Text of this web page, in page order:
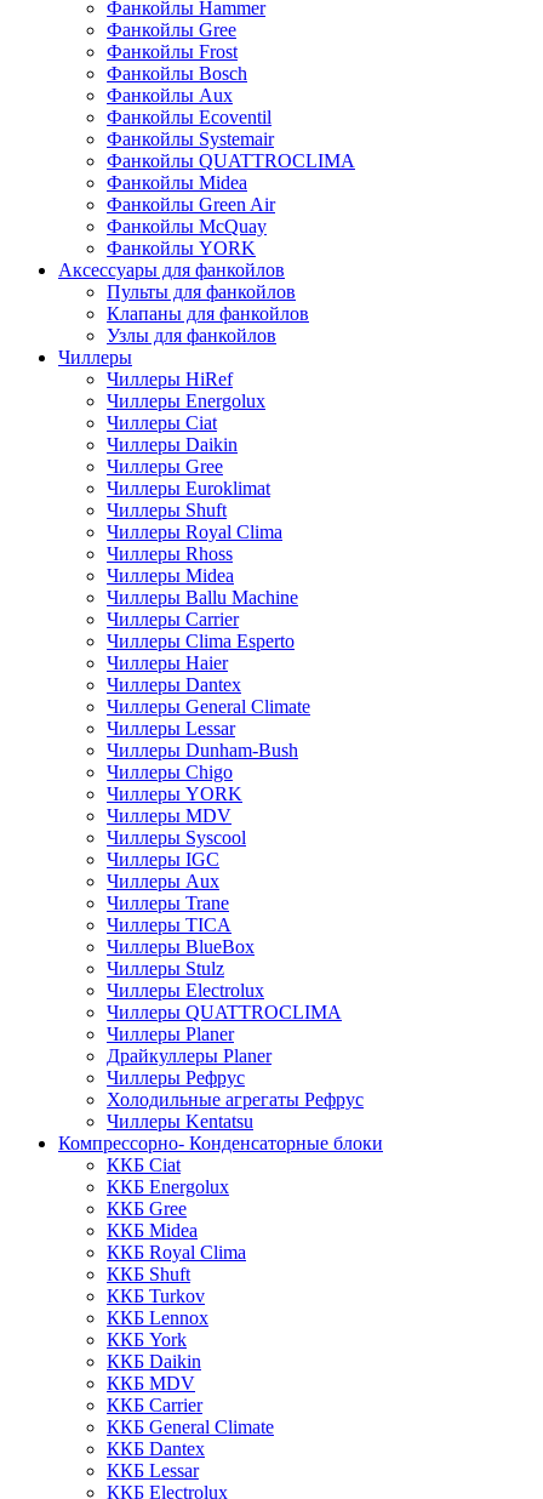
Фанкойлы Hammer
Фанкойлы Gree
Фанкойлы Frost
Фанкойлы Bosch
Фанкойлы Aux
Фанкойлы Ecoventil
Фанкойлы Systemair
Фанкойлы QUATTROCLIMA
Фанкойлы Midea
Фанкойлы Green Air
Фанкойлы McQuay
Фанкойлы YORK
Аксессуары для фанкойлов
Пульты для фанкойлов
Клапаны для фанкойлов
Узлы для фанкойлов
Чиллеры
Чиллеры HiRef
Чиллеры Energolux
Чиллеры Ciat
Чиллеры Daikin
Чиллеры Gree
Чиллеры Euroklimat
Чиллеры Shuft
Чиллеры Royal Clima
Чиллеры Rhoss
Чиллеры Midea
Чиллеры Ballu Machine
Чиллеры Carrier
Чиллеры Clima Esperto
Чиллеры Haier
Чиллеры Dantex
Чиллеры General Climate
Чиллеры Lessar
Чиллеры Dunham-Bush
Чиллеры Chigo
Чиллеры YORK
Чиллеры MDV
Чиллеры Syscool
Чиллеры IGC
Чиллеры Aux
Чиллеры Trane
Чиллеры TICA
Чиллеры BlueBox
Чиллеры Stulz
Чиллеры Electrolux
Чиллеры QUATTROCLIMA
Чиллеры Planer
Драйкуллеры Planer
Чиллеры Рефрус
Холодильные агрегаты Рефрус
Чиллеры Kentatsu
Компрессорно- Конденсаторные блоки
ККБ Ciat
ККБ Energolux
ККБ Gree
ККБ Midea
ККБ Royal Clima
ККБ Shuft
ККБ Turkov
ККБ Lennox
ККБ York
ККБ Daikin
ККБ MDV
ККБ Carrier
ККБ General Climate
ККБ Dantex
ККБ Lessar
ККБ Electrolux